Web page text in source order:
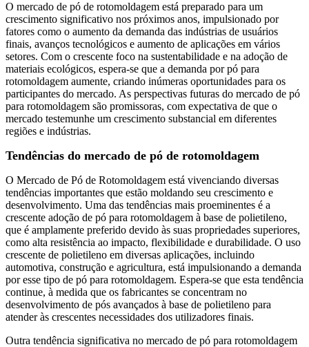
O mercado de pó de rotomoldagem está preparado para um
crescimento significativo nos próximos anos, impulsionado por
fatores como o aumento da demanda das indústrias de usuários
finais, avanços tecnológicos e aumento de aplicações em vários
setores. Com o crescente foco na sustentabilidade e na adoção de
materiais ecológicos, espera-se que a demanda por pó para
rotomoldagem aumente, criando inúmeras oportunidades para os
participantes do mercado. As perspectivas futuras do mercado de pó
para rotomoldagem são promissoras, com expectativa de que o
mercado testemunhe um crescimento substancial em diferentes
regiões e indústrias.
Tendências do mercado de pó de rotomoldagem
O Mercado de Pó de Rotomoldagem está vivenciando diversas
tendências importantes que estão moldando seu crescimento e
desenvolvimento. Uma das tendências mais proeminentes é a
crescente adoção de pó para rotomoldagem à base de polietileno,
que é amplamente preferido devido às suas propriedades superiores,
como alta resistência ao impacto, flexibilidade e durabilidade. O uso
crescente de polietileno em diversas aplicações, incluindo
automotiva, construção e agricultura, está impulsionando a demanda
por esse tipo de pó para rotomoldagem. Espera-se que esta tendência
continue, à medida que os fabricantes se concentram no
desenvolvimento de pós avançados à base de polietileno para
atender às crescentes necessidades dos utilizadores finais.
Outra tendência significativa no mercado de pó para rotomoldagem